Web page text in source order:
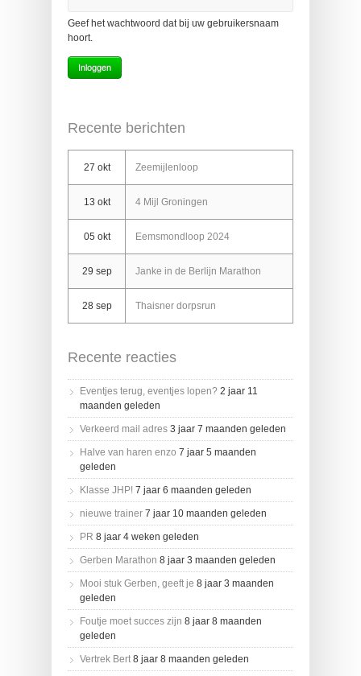
Geef het wachtwoord dat bij uw gebruikersnaam
hoort.
Recente berichten
27 okt Zeemijlenloop
13 okt 4 Mijl Groningen
05 okt Eemsmondloop 2024
29 sep Janke in de Berlijn Marathon
28 sep Thaisner dorpsrun
Recente reacties
Eventjes terug, eventjes lopen? 2 jaar 11
maanden geleden
Verkeerd mail adres 3 jaar 7 maanden geleden
Halve van haren enzo 7 jaar 5 maanden
geleden
Klasse JHP! 7 jaar 6 maanden geleden
nieuwe trainer 7 jaar 10 maanden geleden
PR 8 jaar 4 weken geleden
Gerben Marathon 8 jaar 3 maanden geleden
Mooi stuk Gerben, geeft je 8 jaar 3 maanden
geleden
Foutje moet succes zijn 8 jaar 8 maanden
geleden
Vertrek Bert 8 jaar 8 maanden geleden